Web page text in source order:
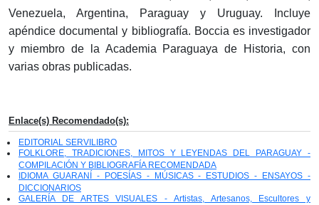
Venezuela, Argentina, Paraguay y Uruguay. Incluye
apéndice documental y bibliografía. Boccia es investigador
y miembro de la Academia Paraguaya de Historia, con
varias obras publicadas.
Enlace(s) Recomendado(s):
EDITORIAL SERVILIBRO
FOLKLORE, TRADICIONES, MITOS Y LEYENDAS DEL PARAGUAY -
COMPILACIÓN Y BIBLIOGRAFÍA RECOMENDADA
IDIOMA GUARANÍ - POESÍAS - MÚSICAS - ESTUDIOS - ENSAYOS -
DICCIONARIOS
GALERÍA DE ARTES VISUALES - Artistas, Artesanos, Escultores y